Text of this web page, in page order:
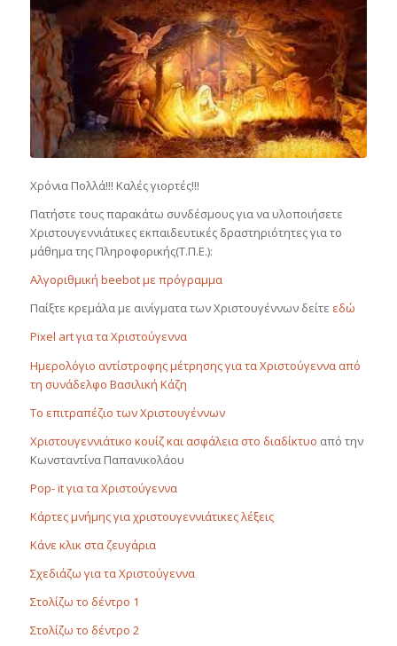
Χρόνια Πολλά!!! Καλές γιορτές!!!
Πατήστε τους παρακάτω συνδέσμους για να υλοποιήσετε
Χριστουγεννιάτικες εκπαιδευτικές δραστηριότητες για το
μάθημα της Πληροφορικής(Τ.Π.Ε.):
Αλγοριθμική beebot με πρόγραμμα
Παίξτε κρεμάλα με αινίγματα των Χριστουγέννων δείτε εδώ
Pixel art για τα Χριστούγεννα
Ημερολόγιο αντίστροφης μέτρησης για τα Χριστούγεννα από
τη συνάδελφο Βασιλική Κάζη
Το επιτραπέζιο των Χριστουγέννων
Χριστουγεννιάτικο κουίζ και ασφάλεια στο διαδίκτυο από την
Κωνσταντίνα Παπανικολάου
Pop- it για τα Χριστούγεννα
Κάρτες μνήμης για χριστουγεννιάτικες λέξεις
Κάνε κλικ στα ζευγάρια
Σχεδιάζω για τα Χριστούγεννα
Στολίζω το δέντρο 1
Στολίζω το δέντρο 2